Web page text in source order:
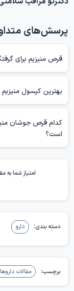
پرسش‌های
قرص منیزیم برای
انقباض عضلانی است.
بدن کمک کرده و برای
بهترین کپسول
کدام قرص جوشان
است؟
امتیاز شما به
دسته بندی: دارو
برچسب: مقالات